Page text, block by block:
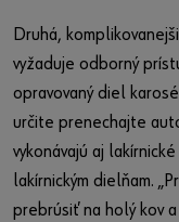
Druhá,
vyžaduje odborný
opravovaný diel
určite prenechajte
vykonávajú aj
lakírnickým dielňam.
prebrúsiť na holý kov